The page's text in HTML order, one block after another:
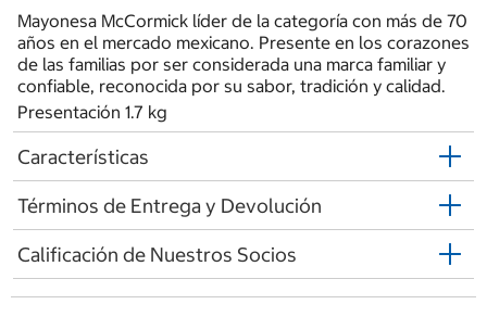
Mayonesa McCormick líder de la categoría con más de 70
años en el mercado mexicano. Presente en los corazones
de las familias por ser considerada una marca familiar y
confiable, reconocida por su sabor, tradición y calidad.
Presentación 1.7 kg
Características
Términos de Entrega y Devolución
Calificación de Nuestros Socios